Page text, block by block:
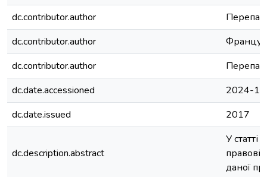
dc.contributor.author
dc.contributor.author
dc.contributor.author
dc.date.accessioned
2024-
dc.date.issued
2017
dc.description.abstract
У статті
правові,
даної